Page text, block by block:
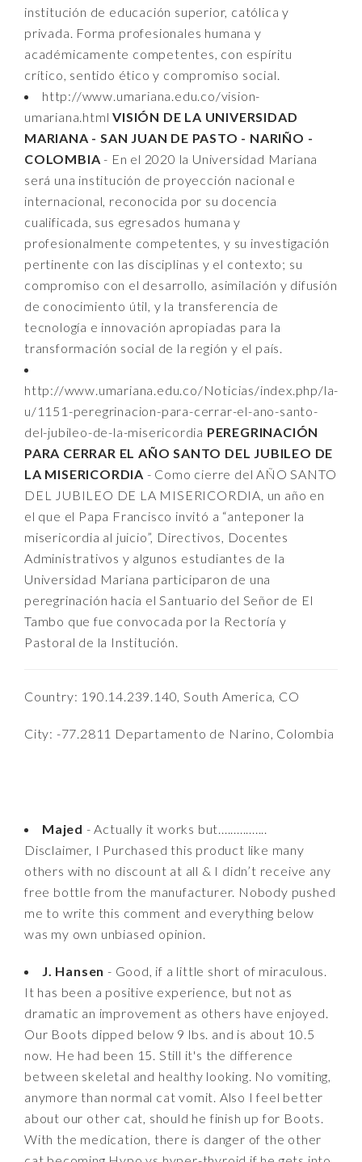
institución de educación superior, católica y
privada. Forma profesionales humana y
académicamente competentes, con espíritu
crítico, sentido ético y compromiso social.
http://www.umariana.edu.co/vision-
umariana.htmlVISIÓN DE LA UNIVERSIDAD
MARIANA - SAN JUAN DE PASTO - NARIÑO -
COLOMBIA - En el 2020 la Universidad Mariana
será una institución de proyección nacional e
internacional, reconocida por su docencia
cualificada, sus egresados humana y
profesionalmente competentes, y su investigación
pertinente con las disciplinas y el contexto; su
compromiso con el desarrollo, asimilación y difusión
de conocimiento útil, y la transferencia de
tecnología e innovación apropiadas para la
transformación social de la región y el país.
http://www.umariana.edu.co/Noticias/index.php/la-
u/1151-peregrinacion-para-cerrar-el-ano-santo-
del-jubileo-de-la-misericordia PEREGRINACIÓN
PARA CERRAR EL AÑO SANTO DEL JUBILEO DE
LA MISERICORDIA - Como cierre del AÑO SANTO
DEL JUBILEO DE LA MISERICORDIA, un año en
el que el Papa Francisco invitó a “anteponer la
misericordia al juicio”, Directivos, Docentes
Administrativos y algunos estudiantes de la
Universidad Mariana participaron de una
peregrinación hacia el Santuario del Señor de El
Tambo que fue convocada por la Rectoría y
Pastoral de la Institución.
Country: 190.14.239.140, South America, CO
City: -77.2811 Departamento de Narino, Colombia
Majed - Actually it works but................
Disclaimer, I Purchased this product like many
others with no discount at all & I didn’t receive any
free bottle from the manufacturer. Nobody pushed
me to write this comment and everything below
was my own unbiased opinion.
J. Hansen - Good, if a little short of miraculous.
It has been a positive experience, but not as
dramatic an improvement as others have enjoyed.
Our Boots dipped below 9 lbs. and is about 10.5
now. He had been 15. Still it's the difference
between skeletal and healthy looking. No vomiting,
anymore than normal cat vomit. Also I feel better
about our other cat, should he finish up for Boots.
With the medication, there is danger of the other